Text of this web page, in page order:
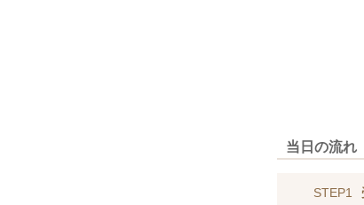
当日の流れ
STEP1